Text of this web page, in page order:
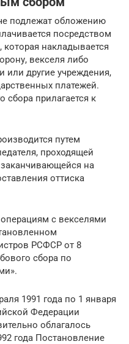
подлежат обложению
посредством
которая накладывается
векселя либо
или другие учреждения,
платежей.
сбора прилагается к
путем
проходящей
на
оттиска
с векселями
РСФСР от 8
сбора по
1991 года по 1 января
Федерации
облагалось
года Постановление